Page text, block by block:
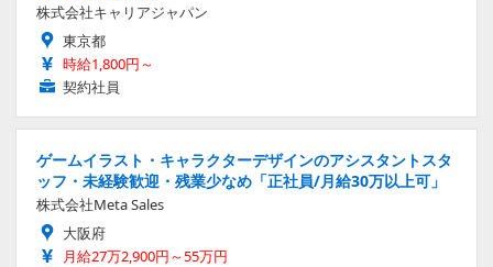
株式会社キャリアジャパン
東京都
時給1,800円～
契約社員
ゲームイラスト・キャラクターデザインのアシスタントスタ
ッフ・未経験歓迎・残業少なめ「正社員/月給30万以上可」
株式会社Meta Sales
大阪府
月給27万2,900円～55万円